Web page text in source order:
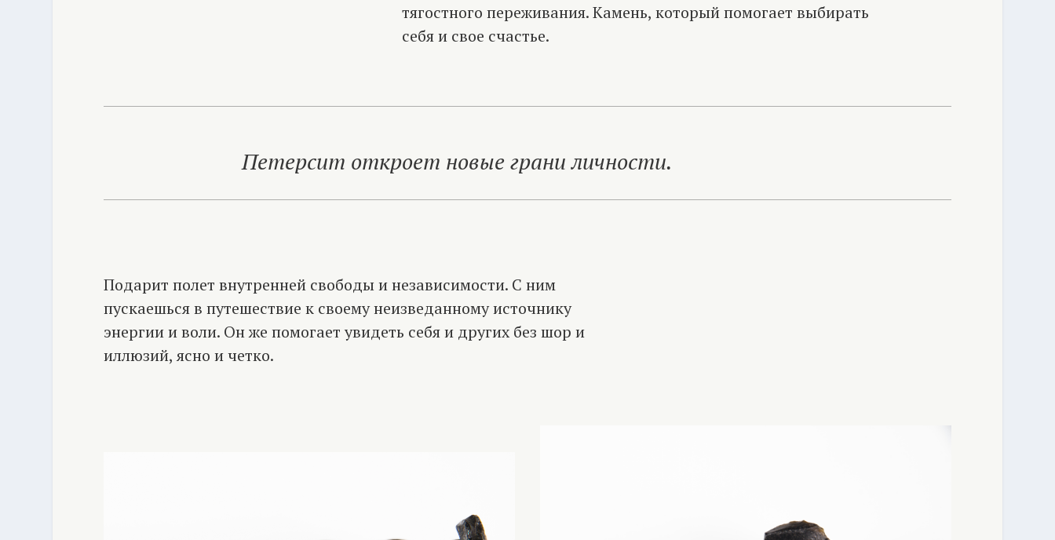
тягостного переживания. Камень, который помогает выбирать
себя и свое счастье.
Петерсит откроет новые грани личности.
Подарит полет внутренней свободы и независимости. С ним
пускаешься в путешествие к своему неизведанному источнику
энергии и воли. Он же помогает увидеть себя и других без шор и
иллюзий, ясно и четко.